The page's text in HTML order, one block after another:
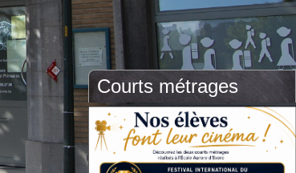
Courts métrages